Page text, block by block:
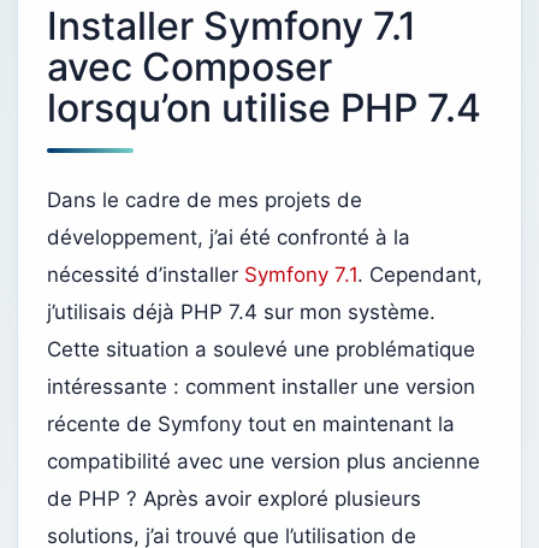
Installer Symfony 7.1
avec Composer
lorsqu’on utilise PHP 7.4
Dans le cadre de mes projets de
développement, j’ai été confronté à la
nécessité d’installer Symfony 7.1. Cependant,
j’utilisais déjà PHP 7.4 sur mon système.
Cette situation a soulevé une problématique
intéressante : comment installer une version
récente de Symfony tout en maintenant la
compatibilité avec une version plus ancienne
de PHP ? Après avoir exploré plusieurs
solutions, j’ai trouvé que l’utilisation de